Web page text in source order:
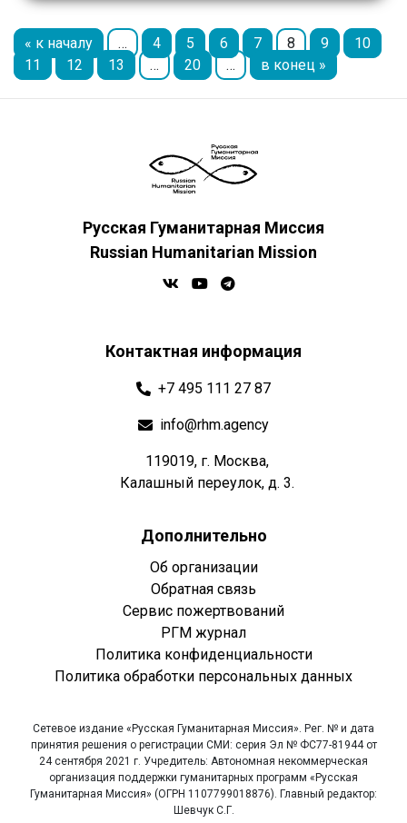
« к началу … 4 5 6 7 8 9
10
11
12 13 … 20 … в конец »
Русская Гуманитарная Миссия
Russian Humanitarian Mission
Контактная информация
+7 495 111 27 87
info@rhm.agency
119019, г. Москва,
Калашный переулок, д. 3.
Дополнительно
Об организации
Обратная связь
Сервис пожертвований
РГМ журнал
Политика конфиденциальности
Политика обработки персональных данных
Сетевое издание «Русская Гуманитарная Миссия». Рег. № и дата
принятия решения о регистрации СМИ: серия Эл № ФС77-81944 от
24 сентября 2021 г. Учредитель: Автономная некоммерческая
организация поддержки гуманитарных программ «Русская
Гуманитарная Миссия» (ОГРН 1107799018876). Главный редактор:
Шевчук С.Г.